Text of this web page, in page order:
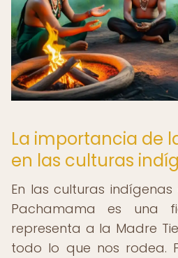
La importancia de
en las culturas
En las culturas
Pachamama es una
representa a la Madre
todo lo que nos rodea.